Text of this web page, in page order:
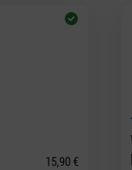
5 Sternen
15,90 €